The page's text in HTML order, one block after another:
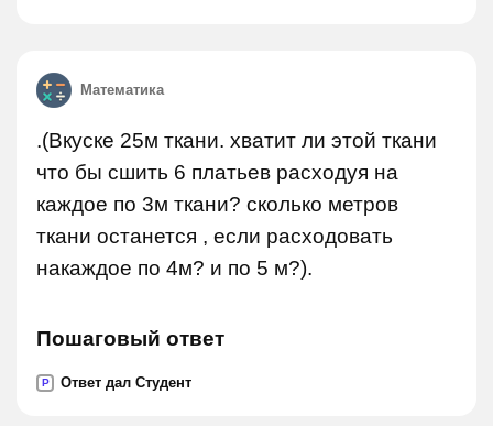
Математика
.(Вкуске 25м ткани. хватит ли этой ткани
что бы сшить 6 платьев расходуя на
каждое по 3м ткани? сколько метров
ткани останется , если расходовать
накаждое по 4м? и по 5 м?).
Пошаговый ответ
P Ответ дал Студент